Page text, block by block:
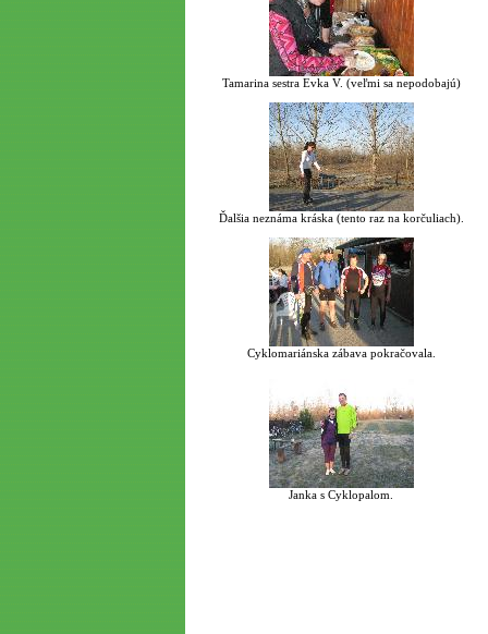
Tamarina sestra Evka V. (veľmi sa nepodobajú)
Ďalšia neznáma kráska (tento raz na korčuliach).
Cyklomariánska zábava pokračovala.
Janka s Cyklopalom.